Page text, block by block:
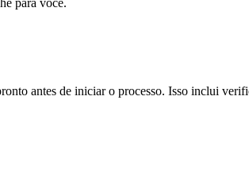
para você.
antes de iniciar o processo. Isso inclui